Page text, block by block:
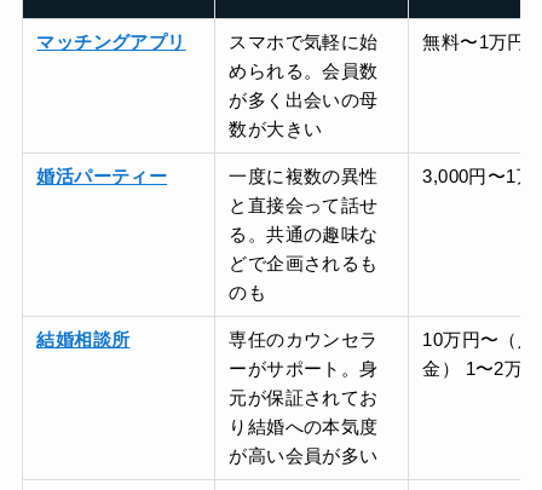
マッチングアプリ
スマホで気軽に始
められる。会員数
が多く出会いの母
数が大きい
無料〜1万円/
婚活パーティー
一度に複数の異性
と直接会って話せ
る。共通の趣味な
どで企画されるも
のも
3,000円〜1万
結婚相談所
専任のカウンセラ
ーがサポート。身
元が保証されてお
り結婚への本気度
が高い会員が多い
10万円〜（入
金） 1〜2万